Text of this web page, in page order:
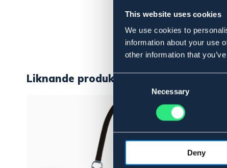
This website uses cookies
We use cookies to
information about your use
other information that
Consent
Necessary
Deny
Liknande produkter